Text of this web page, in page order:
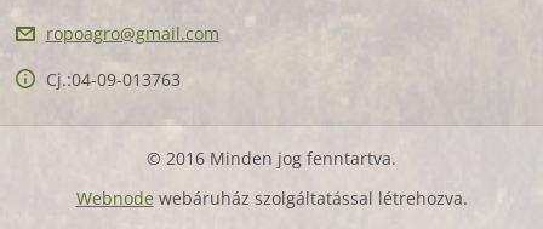
ropoagro@gmail.com
Cj.:04-09-013763
© 2016 Minden jog fenntartva.
Webnode webáruház szolgáltatással létrehozva.